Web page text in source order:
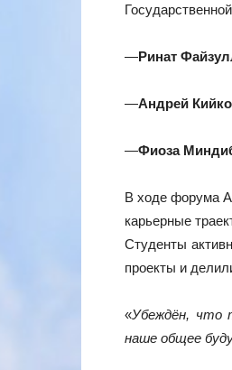
—Ринат
—Андрей Кийко
—Фиоза
В ходе форума
карьерные
Студенты
проекты и
«Убеждён, что
наше общее